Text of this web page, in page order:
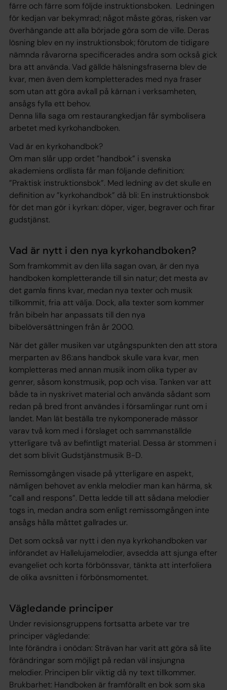
färre och färre som följde instruktionsboken. Ledningen
för kedjan var bekymrad; något måste göras, risken var
överhängande att alla började göra som de ville. Deras
lösning blev en ny instruktionsbok; förutom de tidigare
nämnda råvarorna specificerades andra som också gick
bra att använda. Vad gällde hälsningsfraserna blev de
kvar, men även dem kompletterades med nya fraser
som utan att göra avkall på kärnan i verksamheten,
ansågs fylla ett behov.
Denna lilla saga om restaurangkedjan får symbolisera
arbetet med kyrkohandboken.
Vad är en kyrkohandbok?
Om man slår upp ordet ”handbok” i svenska
akademiens ordlista får man följande definition:
”Praktisk instruktionsbok”. Med ledning av det skulle en
definition av ”kyrkohandbok” då bli: En instruktionsbok
för det man gör i kyrkan: döper, viger, begraver och firar
gudstjänst.
Vad är nytt i den nya kyrkohandboken?
Som framkommit av den lilla sagan ovan, är den nya
handboken kompletterande till sin natur; det mesta av
det gamla finns kvar, medan nya texter och musik
tillkommit, fria att välja. Dock, alla texter som kommer
från bibeln har anpassats till den nya
bibelöversättningen från år 2000.
När det gäller musiken var utgångspunkten den att stora
merparten av 86:ans handbok skulle vara kvar, men
kompletteras med annan musik inom olika typer av
genrer, såsom konstmusik, pop och visa. Tanken var att
både ta in nyskrivet material och använda sådant som
redan på bred front användes i församlingar runt om i
landet. Man lät beställa tre nykomponerade mässor
varav två kom med i förslaget och sammanställde
ytterligare två av befintligt material. Dessa är stommen i
det som blivit Gudstjänstmusik B-D.
Remissomgången visade på ytterligare en aspekt,
nämligen behovet av enkla melodier man kan härma, sk
”call and respons”. Detta ledde till att sådana melodier
togs in, medan andra som enligt remissomgången inte
ansågs hålla måttet gallrades ur.
Det som också var nytt i den nya kyrkohandboken var
införandet av Hallelujamelodier, avsedda att sjunga efter
evangeliet och korta förbönssvar, tänkta att interfoliera
de olika avsnitten i förbönsmomentet.
Vägledande principer
Under revisionsgruppens fortsatta arbete var tre
principer vägledande:
Inte förändra i onödan: Strävan har varit att göra så lite
förändringar som möjligt på redan väl insjungna
melodier. Principen blir viktig då ny text tillkommer.
Brukbarhet: Handboken är framförallt en bok som ska